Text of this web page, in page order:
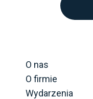
O nas
O firmie
Wydarzenia